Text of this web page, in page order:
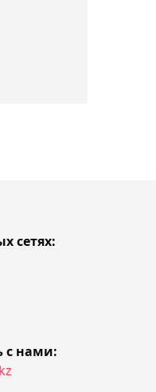
сетях:
с нами: